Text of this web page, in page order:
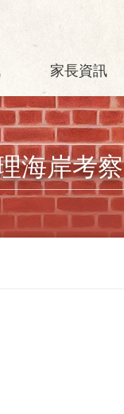
家長資訊
海岸考察